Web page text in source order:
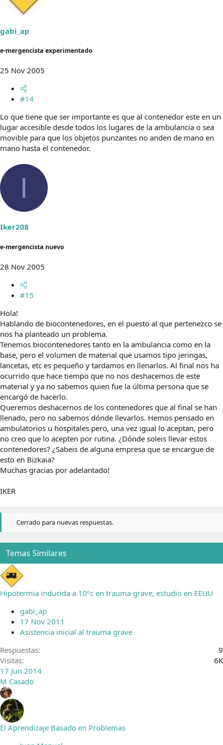
gabi_ap
e-mergencista experimentado
25 Nov 2005
#14
Lo que tiene que ser importante es que al contenedor este en un
lugar accesible desde todos los lugares de la ambulancia o sea
movible para que los objetos punzantes no anden de mano en
mano hasta el contenedor.
I
Iker208
e-mergencista nuevo
28 Nov 2005
#15
Hola!
Hablando de biocontenedores, en el puesto al que pertenezco se
nos ha planteado un problema.
Tenemos biocontenedores tanto en la ambulancia como en la
base, pero el volumen de material que usamos tipo jeringas,
lancetas, etc es pequeño y tardamos en llenarlos. Al final nos ha
ocurrido que hace tiempo que no nos deshacemos de este
material y ya no sabemos quien fue la última persona que se
encargó de hacerlo.
Queremos deshacernos de los contenedores que al final se han
llenado, pero no sabemos dónde llevarlos. Hemos pensado en
ambulatorios u hospitales pero, una vez igual lo aceptan, pero
no creo que lo acepten por rutina. ¿Dónde soleis llevar estos
contenedores? ¿Sabeis de alguna empresa que se encargue de
esto en Bizkaia?
Muchas gracias por adelantado!
IKER
Cerrado para nuevas respuestas.
Temas Similares
Hipotermia inducida a 10ºc en trauma grave, estudio en EEUU
gabi_ap
17 Nov 2011
Asistencia inicial al trauma grave
Respuestas
9
Visitas
6K
17 Jun 2014
M Casado
El Aprendizaje Basado en Problemas